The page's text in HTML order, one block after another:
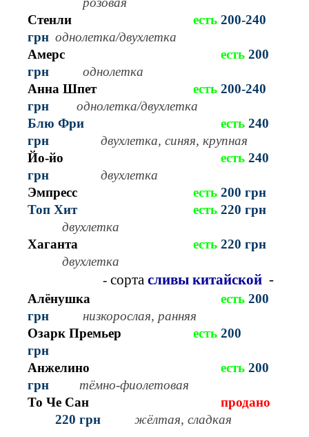
Стенли
есть 200-240
грн однолетка/двухлетка
Амерс
есть 200
грн
однолетка
Анна Шпет
есть 200-240
грн
однолетка/двухлетка
Блю Фри
есть 240
грндвухлетка, синяя, крупная
Йо-йо
есть 240
грндвухлетка
Эмпресс
есть 200 грн
Топ Хит
есть 220 грн
двухлетка
Хаганта
есть 220 грн
двухлетка
-сортасливы китайской -
Алёнушка есть 200
грн
низкорослая, ранняя
Озарк Премьер
есть 200
грн
Анжелино есть 200
грн
тёмно-фиолетовая
То Че Сан
продано
220 грн жёлтая, сладкая